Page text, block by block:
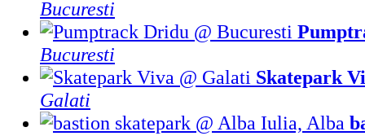
Bucuresti
Bucuresti
Skatepark
Galati